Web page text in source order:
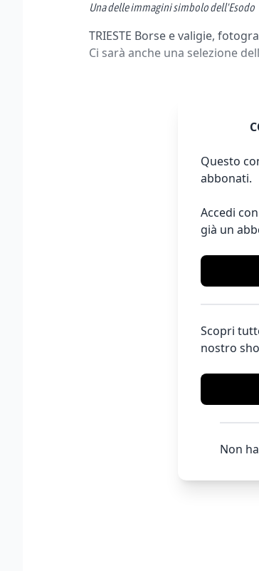
Una delle immagini simbolo dell'Esodo
TRIESTE Borse e valigie,
Ci sarà anche una selezione
Questo
abbonati.
Accedi
già un
Scopri
nostro
Non